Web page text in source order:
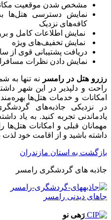
مشخص شدن موقعیت
نمایش دسترسی هتل‌ها
کافه‌های نزدیک
نمایش اطلاعات کامل و
نمایش تخفیف‌های ویژه
دریافت پشتیبانی قوی از
نمایش دادن نظرات
رزرو هتل در رامسر
نه تنها به
راحت و دلپذیر در این شهر
امکانات و خدمات هتل‌ها
در نزدیکی جاذبه‌های
یادماندنی تجربه کنید. به یاد
مهمانان قبلی و امکانات هتل‌ها
داشته باشید و از اقامت خود لذت
بازگشت به استان مازندران
جاذبه های گردشگری رامسر
جاهای دیدنی رامسر
رَهی نو